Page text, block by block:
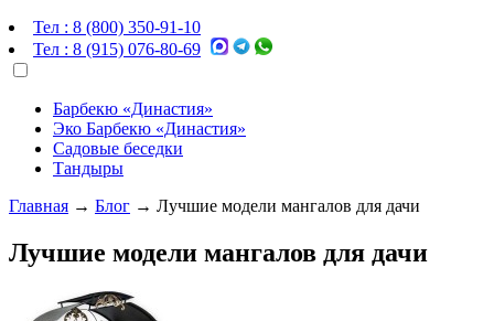
Тел : 8 (800) 350-91-10
Тел : 8 (915) 076-80-69
Барбекю «Династия»
Эко Барбекю «Династия»
Садовые беседки
Тандыры
Главная → Блог → Лучшие модели мангалов для дачи
Лучшие модели мангалов для дачи